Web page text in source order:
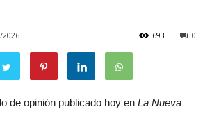
2026 0
693
de opinión publicado hoy en La Nueva